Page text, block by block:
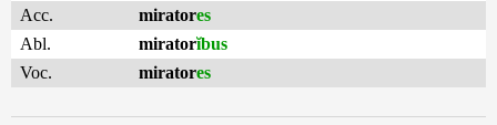
Acc.
miratores
Abl.
miratorĭbus
Voc.
miratores